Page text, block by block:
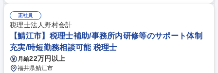
勤できます！ ≪入社後の教育制度≫ 担当社員が座学とOJTを通して丁寧
に教えていきます。研修後も、同じ業務をしている先輩が複数いるのでい
つでも気軽に聞ける環境です！ 法律の知識がなくても大丈夫です！他業界
から転職された方が多く活躍しています！ 募集職種 新宿【法律事務所/コ
ールセンター】残業5h/月 ※(株)ウィリッチへ出向
正社員
税理士法人野村会計
【鯖江市】税理士補助/事務所内研修等のサポート体制
充実/時短勤務相談可能 税理士
月給22万円以上
福井県鯖江市